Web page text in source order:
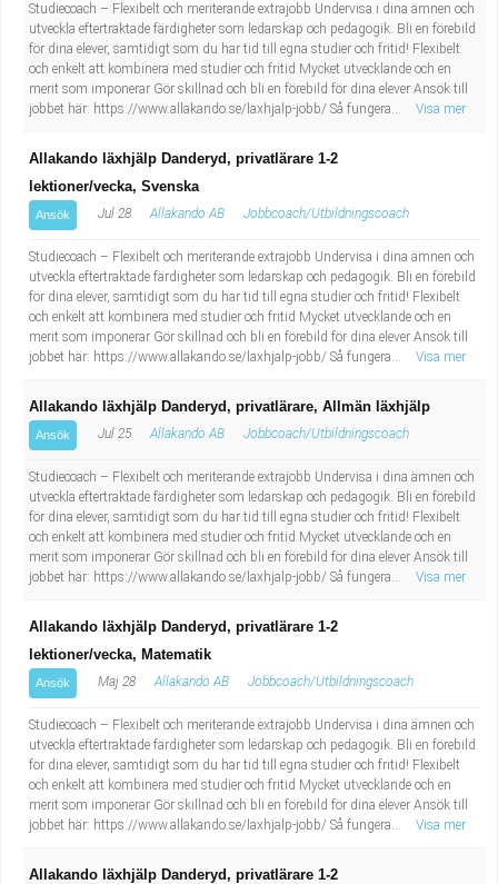
Studiecoach – Flexibelt och meriterande extrajobb Undervisa i dina ämnen och
utveckla eftertraktade färdigheter som ledarskap och pedagogik. Bli en förebild
för dina elever, samtidigt som du har tid till egna studier och fritid! Flexibelt
och enkelt att kombinera med studier och fritid Mycket utvecklande och en
merit som imponerar Gör skillnad och bli en förebild för dina elever Ansök till
jobbet här: https://www.allakando.se/laxhjalp-jobb/ Så fungera...
Visa mer
Allakando läxhjälp Danderyd, privatlärare 1-2
lektioner/vecka, Svenska
Ansök Jul 28 Allakando AB Jobbcoach/Utbildningscoach
Studiecoach – Flexibelt och meriterande extrajobb Undervisa i dina ämnen och
utveckla eftertraktade färdigheter som ledarskap och pedagogik. Bli en förebild
för dina elever, samtidigt som du har tid till egna studier och fritid! Flexibelt
och enkelt att kombinera med studier och fritid Mycket utvecklande och en
merit som imponerar Gör skillnad och bli en förebild för dina elever Ansök till
jobbet här: https://www.allakando.se/laxhjalp-jobb/ Så fungera...
Visa mer
Allakando läxhjälp Danderyd, privatlärare, Allmän läxhjälp
Ansök Jul 25 Allakando AB Jobbcoach/Utbildningscoach
Studiecoach – Flexibelt och meriterande extrajobb Undervisa i dina ämnen och
utveckla eftertraktade färdigheter som ledarskap och pedagogik. Bli en förebild
för dina elever, samtidigt som du har tid till egna studier och fritid! Flexibelt
och enkelt att kombinera med studier och fritid Mycket utvecklande och en
merit som imponerar Gör skillnad och bli en förebild för dina elever Ansök till
jobbet här: https://www.allakando.se/laxhjalp-jobb/ Så fungera...
Visa mer
Allakando läxhjälp Danderyd, privatlärare 1-2
lektioner/vecka, Matematik
Ansök Maj 28 Allakando AB Jobbcoach/Utbildningscoach
Studiecoach – Flexibelt och meriterande extrajobb Undervisa i dina ämnen och
utveckla eftertraktade färdigheter som ledarskap och pedagogik. Bli en förebild
för dina elever, samtidigt som du har tid till egna studier och fritid! Flexibelt
och enkelt att kombinera med studier och fritid Mycket utvecklande och en
merit som imponerar Gör skillnad och bli en förebild för dina elever Ansök till
jobbet här: https://www.allakando.se/laxhjalp-jobb/ Så fungera...
Visa mer
Allakando läxhjälp Danderyd, privatlärare 1-2